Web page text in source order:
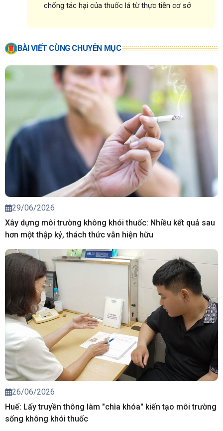
chống tác hại của thuốc lá từ thực tiễn cơ sở
BÀI VIẾT CÙNG CHUYÊN MỤC
29/06/2026
Xây dựng môi trường không khói thuốc: Nhiều kết quả sau
hơn một thập kỷ, thách thức vẫn hiện hữu
26/06/2026
Huế: Lấy truyền thông làm "chìa khóa" kiến tạo môi trường
sống không khói thuốc